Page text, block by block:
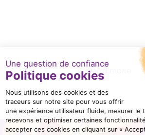
Read more
Item
1
of
1